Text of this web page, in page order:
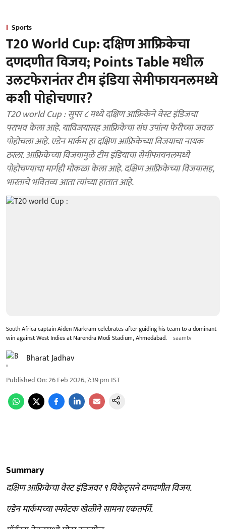
Sports
T20 World Cup: दक्षिण आफ्रिकेचा
दणदणीत विजय; Points Table मधील
उलटफेरानंतर टीम इंडिया सेमीफायनलमध्ये
कशी पोहोचणार?
T20 world Cup : सुपर ८ मध्ये दक्षिण आफ्रिकेने वेस्ट इंडिजचा
पराभव केला आहे. याविजयासह आफ्रिकेचा संघ उपांत्य फेरीच्या जवळ
पोहोचला आहे. एडेन मार्कम हा दक्षिण आफ्रिकेच्या विजयाचा नायक
ठरला. आफ्रिकेच्या विजयामुळे टीम इंडियाचा सेमीफायनलमध्ये
पोहोचण्याचा मार्गही मोकळा केला आहे. दक्षिण आफ्रिकेच्या विजयासह,
भारताचे भवितव्य आता त्यांच्या हातात आहे.
South Africa captain Aiden Markram celebrates after guiding his team to a dominant
win against West Indies at Narendra Modi Stadium, Ahmedabad.
saamtv
Bharat Jadhav
Published On:26 Feb 2026, 7:39 pm IST
Summary
दक्षिण आफ्रिकेचा वेस्ट इंडिजवर ९ विकेट्सने दणदणीत विजय.
एडेन मार्कमच्या स्फोटक खेळीने सामना एकतर्फी.